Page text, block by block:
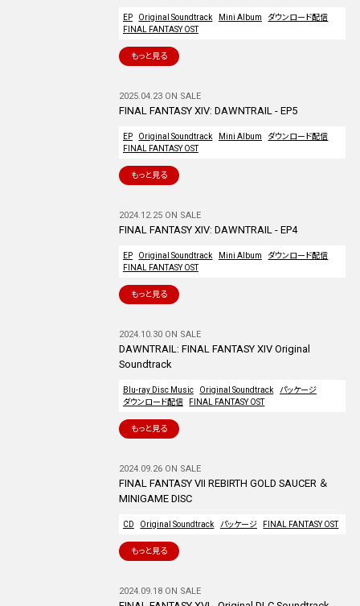
EP Original Soundtrack Mini Album
ダウンロード配信
FINAL FANTASY OST
もっと見る
2025.04.23 ON SALE
FINAL FANTASY XIV: DAWNTRAIL - EP5
EP Original Soundtrack Mini Album
ダウンロード配信
FINAL FANTASY OST
もっと見る
2024.12.25 ON SALE
FINAL FANTASY XIV: DAWNTRAIL - EP4
EP Original Soundtrack Mini Album
ダウンロード配信
FINAL FANTASY OST
もっと見る
2024.10.30 ON SALE
DAWNTRAIL: FINAL FANTASY XIV Original
Soundtrack
Blu-ray Disc Music Original Soundtrack
パッケージ
ダウンロード配信
FINAL FANTASY OST
もっと見る
2024.09.26 ON SALE
FINAL FANTASY VII REBIRTH GOLD SAUCER ＆
MINIGAME DISC
CD Original Soundtrack パッケージ FINAL FANTASY OST
もっと見る
2024.09.18 ON SALE